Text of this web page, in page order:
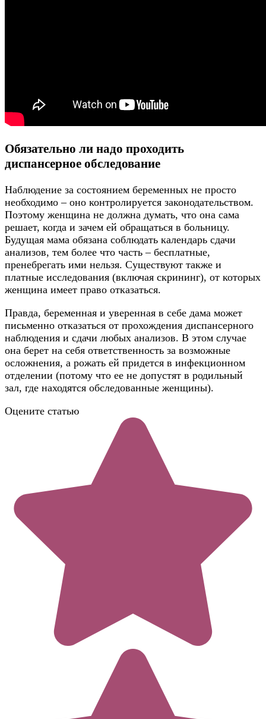
Обязательно ли надо проходить
диспансерное обследование
Наблюдение за состоянием беременных не просто
необходимо – оно контролируется законодательством.
Поэтому женщина не должна думать, что она сама
решает, когда и зачем ей обращаться в больницу.
Будущая мама обязана соблюдать календарь сдачи
анализов, тем более что часть – бесплатные,
пренебрегать ими нельзя. Существуют также и
платные исследования (включая скрининг), от которых
женщина имеет право отказаться.
Правда, беременная и уверенная в себе дама может
письменно отказаться от прохождения диспансерного
наблюдения и сдачи любых анализов. В этом случае
она берет на себя ответственность за возможные
осложнения, а рожать ей придется в инфекционном
отделении (потому что ее не допустят в родильный
зал, где находятся обследованные женщины).
Оцените статью